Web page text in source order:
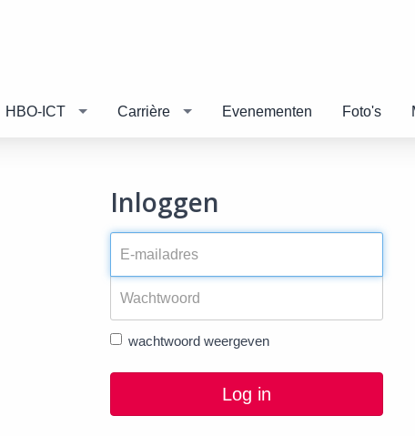
HBO-ICT Carrière Evenementen Foto's
Inloggen
wachtwoord weergeven
Log in